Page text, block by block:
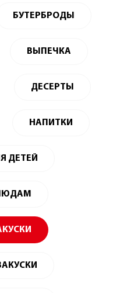
БУТЕРБРОДЫ
ВЫПЕЧКА
ДЕСЕРТЫ
НАПИТКИ
ДЕТЕЙ